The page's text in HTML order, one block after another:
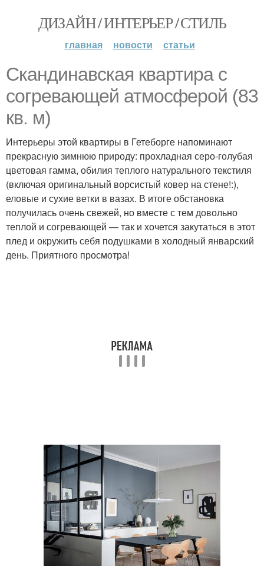
ДИЗАЙН / ИНТЕРЬЕР / СТИЛЬ
главная новости статьи
Скандинавская квартира с
согревающей атмосферой (83
кв. м)
Интерьеры этой квартиры в Гетеборге напоминают
прекрасную зимнюю природу: прохладная серо-голубая
цветовая гамма, обилия теплого натурального текстиля
(включая оригинальный ворсистый ковер на стене!:),
еловые и сухие ветки в вазах. В итоге обстановка
получилась очень свежей, но вместе с тем довольно
теплой и согревающей — так и хочется закутаться в этот
плед и окружить себя подушками в холодный январский
день. Приятного просмотра!